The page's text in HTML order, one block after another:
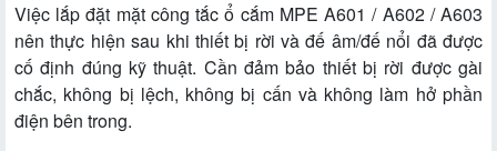
Việc lắp đặt mặt công tắc ổ cắm MPE A601 / A602 / A603
nên thực hiện sau khi thiết bị rời và đế âm/đế nổi đã được
cố định đúng kỹ thuật. Cần đảm bảo thiết bị rời được gài
chắc, không bị lệch, không bị cấn và không làm hở phần
điện bên trong.